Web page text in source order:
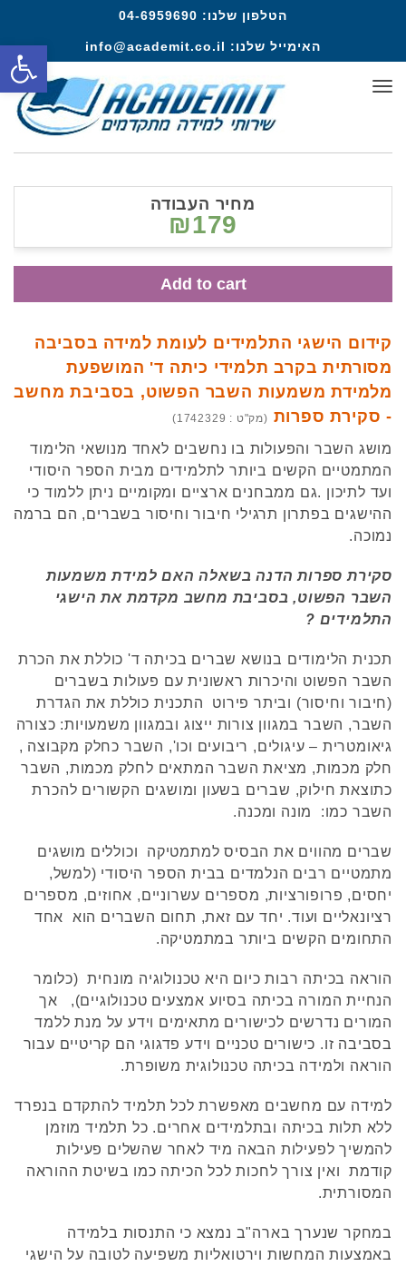
הטלפון שלנו: 04-6959690
האימייל שלנו: info@academit.co.il
תפריט
קידום הישגי התלמידים לעומת למידה בסביבה
מסורתית בקרב תלמידי כיתה ד' המושפעת
מלמידת משמעות השבר הפשוט, בסביבת מחשב
- סקירת ספרות (מק"ט : 1742329)
מושג השבר והפעולות בו נחשבים לאחד מנושאי הלימוד
המתמטיים הקשים ביותר לתלמידים מבית הספר היסודי
ועד לתיכון .גם ממבחנים ארציים ומקומיים ניתן ללמוד כי
ההישגים בפתרון תרגילי חיבור וחיסור בשברים, הם ברמה
נמוכה.
סקירת ספרות הדנה בשאלה האם למידת משמעות
השבר הפשוט, בסביבת מחשב מקדמת את הישגי
התלמידים ?
תכנית הלימודים בנושא שברים בכיתה ד' כוללת את הכרת
השבר הפשוט והיכרות ראשונית עם פעולות בשברים
(חיבור וחיסור) וביתר פירוט התכנית כוללת את הגדרת
השבר, השבר במגוון צורות ייצוג ובמגוון משמעויות: כצורה
גיאומטרית – עיגולים, ריבועים וכו', השבר כחלק מקבוצה ,
חלק מכמות, מציאת השבר המתאים לחלק מכמות, השבר
כתוצאת חילוק, שברים בשעון ומושגים הקשורים להכרת
השבר כמו: מונה ומכנה.
שברים מהווים את הבסיס למתמטיקה וכוללים מושגים
מתמטיים רבים הנלמדים בבית הספר היסודי (למשל,
יחסים, פרופורציות, מספרים עשרוניים, אחוזים, מספרים
רציונאליים ועוד. יחד עם זאת, תחום השברים הוא אחד
התחומים הקשים ביותר במתמטיקה.
הוראה בכיתה רבות כיום היא טכנולוגיה מונחית (כלומר
הנחיית המורה בכיתה בסיוע אמצעים טכנולוגיים), אך
המורים נדרשים לכישורים מתאימים וידע על מנת ללמד
בסביבה זו. כישורים טכניים וידע פדגוגי הם קריטיים עבור
הוראה ולמידה בכיתה טכנולוגית משופרת.
למידה עם מחשבים מאפשרת לכל תלמיד להתקדם בנפרד
ללא תלות בכיתה ובתלמידים אחרים. כל תלמיד מוזמן
להמשיך לפעילות הבאה מיד לאחר שהשלים פעילות
קודמת ואין צורך לחכות לכל הכיתה כמו בשיטת ההוראה
המסורתית.
במחקר שנערך בארה"ב נמצא כי התנסות בלמידה
באמצעות המחשות וירטואליות משפיעה לטובה על הישגי
מחיר העבודה
₪179
Add to cart
פתח